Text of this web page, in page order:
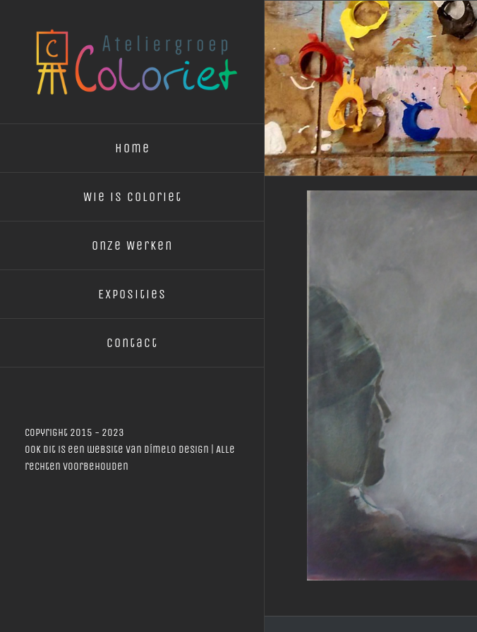
Home
Wie is Coloriet
Onze Werken
Exposities
Contact
Copyright 2015 - 2023
Ook dit is een website van Dímelo Design | Alle
rechten voorbehouden